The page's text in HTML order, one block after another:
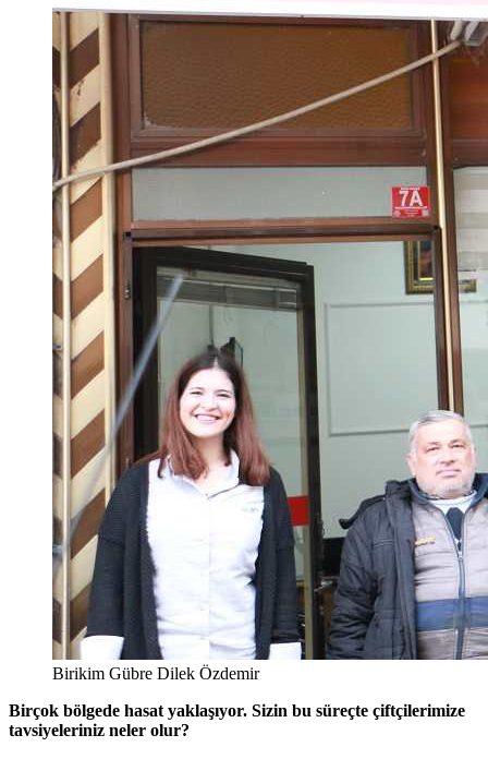
Birikim Gübre Dilek Özdemir
Birçok bölgede hasat yaklaşıyor. Sizin bu süreçte çiftçilerimize
tavsiyeleriniz neler olur?